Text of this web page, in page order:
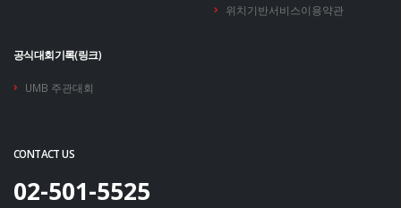
위치기반서비스이용약관
공식대회기록(링크)
UMB 주관대회
CONTACT US
02-501-5525